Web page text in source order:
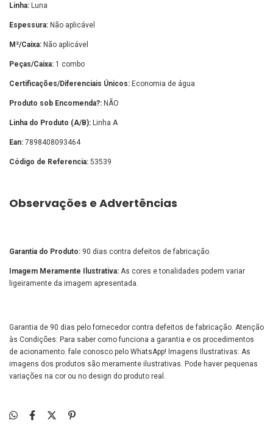
Linha: Luna
Espessura: Não aplicável
M²/Caixa: Não aplicável
Peças/Caixa: 1 combo
Certificações/Diferenciais Únicos: Economia de água
Produto sob Encomenda?: NÃO
Linha do Produto (A/B): Linha A
Ean: 7898408093464
Código de Referencia: 53539
Observações e Advertências
Garantia do Produto: 90 dias contra defeitos de fabricação.
Imagem Meramente Ilustrativa: As cores e tonalidades podem variar
ligeiramente da imagem apresentada.
Garantia de 90 dias pelo fornecedor contra defeitos de fabricação. Atenção
às Condições: Para saber como funciona a garantia e os procedimentos
de acionamento. fale conosco pelo WhatsApp! Imagens Ilustrativas: As
imagens dos produtos são meramente ilustrativas. Pode haver pequenas
variações na cor ou no design do produto real.